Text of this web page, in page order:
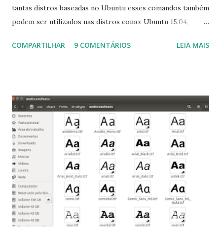
tantas distros baseadas no Ubuntu esses comandos também
podem ser utilizados nas distros como: Ubuntu 15.04,
Linux Mint 17, Pinguy OS 14.04, Elementary OS 0.3, Deepin
para usuários iniciantes... 1- Atualizar a lista de pacotes: $
sudo apt-get update 2- Atualizar toda a distro: $ sudo apt-
get -f dist-upgrade ou update-manager -d -c 3- Instalar
pacotes: $ sudo apt-get install [nome do pacote] 4-
Procurar arquivos corrompidos: $ sudo apt-get check 5-
Corrigir problemas de dependências, concluir instalação de
pacotes pendentes e outros erros: $ sudo apt-get -f install
6- Se o comando sudo apt-get -f install nã...
COMPARTILHAR 9 COMENTÁRIOS LEIA MAIS